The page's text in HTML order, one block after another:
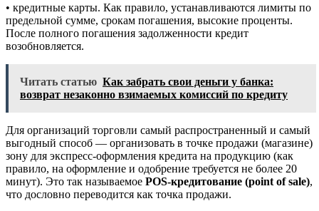
• кредитные карты. Как правило, устанавливаются лимиты по
предельной сумме, срокам погашения, высокие проценты.
После полного погашения задолженности кредит
возобновляется.
Читать статью Как забрать свои деньги у банка:
возврат незаконно взимаемых комиссий по кредиту
Для организаций торговли самый распространенный и самый
выгодный способ — организовать в точке продажи (магазине)
зону для экспресс-оформления кредита на продукцию (как
правило, на оформление и одобрение требуется не более 20
минут). Это так называемое POS-кредитование (point of sale),
что дословно переводится как точка продажи.